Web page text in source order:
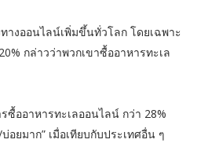
างออนไลน์เพิ่มขึ้นทั่วโลก โดยเฉพาะ
กล่าวว่าพวกเขาซื้ออาหารทะเล
ซื้ออาหารทะเลออนไลน์ กว่า 28%
อยมาก” เมื่อเทียบกับประเทศอื่น ๆ